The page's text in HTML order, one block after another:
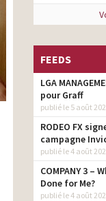
FEEDS
LGA
pour Graff
publié le 5 août
RODEO FX
campagne
publié le 4 août
COMPANY 3 –
Done for Me?
publié le 4 août